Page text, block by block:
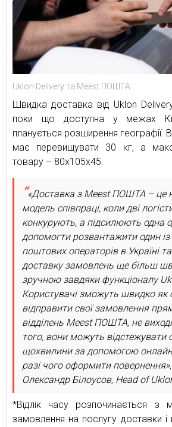
Uklon Delivery та Meest ПОШТА
Швидка доставка від Uklon
поки що доступна у межах
планується розширення географії.
має перевищувати 30 кг, а
товару – 80х105х45.
«Доставка з Meest ПОШТА – це
модель співпраці, коли дві
конкурують, а підсилюють одна
допомогти розвантажити один
поштових операторів в Україні
доставку замовлень ще більш
зручною завдяки функціоналу
Користувачі зможуть швидко як
відправити свої замовлення
відділень Meest ПОШТА, не
того, вони можуть відстежувати
щохвилини за допомогою
разі чого оформити
Олександр Білоусов, Head of
*Відлік часу розпочинається з
замовлення на послугу доставки